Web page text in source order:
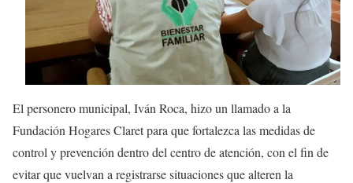
El personero municipal, Iván Roca, hizo un llamado a la
Fundación Hogares Claret para que fortalezca las medidas de
control y prevención dentro del centro de atención, con el fin de
evitar que vuelvan a registrarse situaciones que alteren la